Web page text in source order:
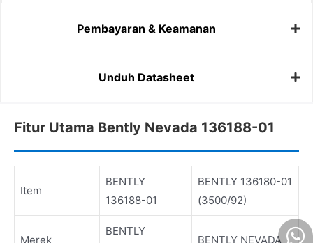
Pembayaran & Keamanan
Unduh Datasheet
Fitur Utama Bently Nevada 136188-01
Item
BENTLY
136188-01
BENTLY 136180-01
(3500/92)
Merek
BENTLY
BENTLY NEVADA